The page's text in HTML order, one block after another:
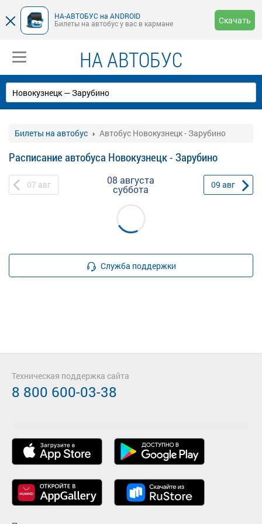
НА-АВТОБУС на ANDROID
Билеты на автобус у вас в кармане
Скачать
НА АВТОБУС
Билеты на автобус Автобус Новокузнецк - Зарубино
Расписание автобуса Новокузнецк - Зарубино
07 авг 08 августа
суббота 09 авг
Служба поддержки
Техническая поддержка сайта
8 800 600-03-38